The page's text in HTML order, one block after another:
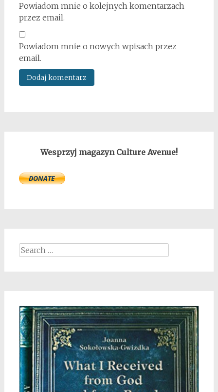
Powiadom mnie o kolejnych komentarzach
przez email.
Powiadom mnie o nowych wpisach przez
email.
Wesprzyj magazyn Culture Avenue!
Search
for: